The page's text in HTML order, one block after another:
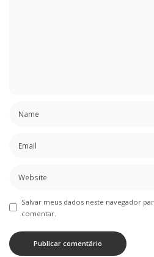
Salvar meus dados neste navegador
comentar.